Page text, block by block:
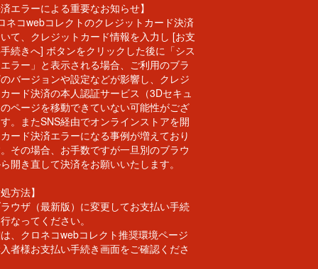
済エラーによる重要なお知らせ】
ネコwebコレクトのクレジットカード決済
て、クレジットカード情報を入力し [お支
続きへ] ボタンをクリックした後に「シス
ラー」と表示される場合、ご利用のブラ
バージョンや設定などが影響し、クレジ
ード決済の本人認証サービス（3Dセキュ
ページを移動できていない可能性がござ
。またSNS経由でオンラインストアを開
ード決済エラーになる事例が増えており
その場合、お手数ですが一旦別のブラウ
開き直して決済をお願いいたします。
処方法】
ウザ（最新版）に変更してお支払い手続
なってください。
、クロネコwebコレクト推奨環境ページ
者様お支払い手続き画面をご確認くださ